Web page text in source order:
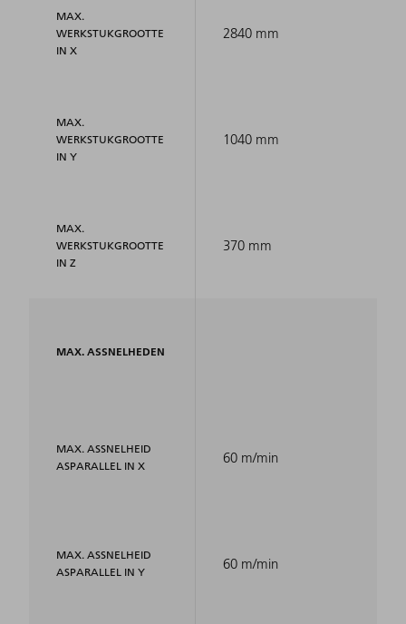
MAX.
WERKSTUKGROOTTE
IN X
MAX.
WERKSTUKGROOTTE
IN Y
MAX.
WERKSTUKGROOTTE
IN Z
MAX. ASSNELHEDEN
MAX. ASSNELHEID
ASPARALLEL IN X
MAX. ASSNELHEID
ASPARALLEL IN Y
2840 mm
1040 mm
370 mm
60 m/min
60 m/min